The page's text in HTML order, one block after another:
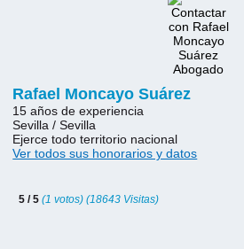
Rafael Moncayo Suárez
15 años de experiencia
Sevilla / Sevilla
Ejerce todo territorio nacional
Ver todos sus honorarios y datos
5 / 5(1 votos) (18643 Visitas)